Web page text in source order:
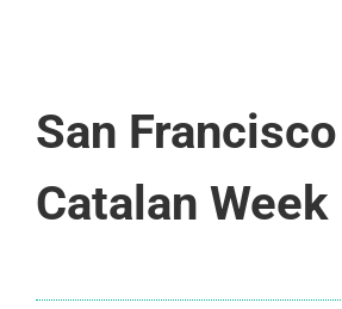
San Francisco
Catalan Week